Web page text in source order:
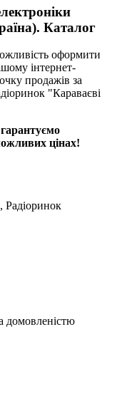
Каталог
оформити
інтернет-
продажів за
"Караваєві
цінах!
Радіоринок
домовленістю